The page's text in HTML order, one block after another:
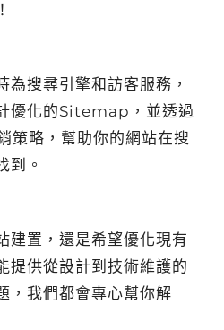
為搜尋引擎和訪客服務，
優化的Sitemap，並透過
策略，幫助你的網站在搜
到。
建置，還是希望優化現有
提供從設計到技術維護的
，我們都會專心幫你解